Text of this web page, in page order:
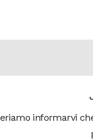
informarvi